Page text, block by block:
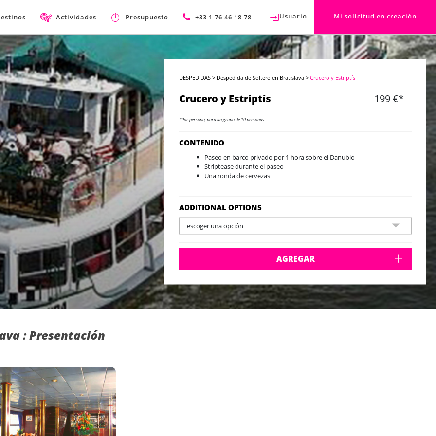
Actividades Presupuesto +33 1 76 46 18 78 Usuario Mi solicitud en creación
DESPEDIDAS > Despedida de Soltero en Bratislava >Crucero y Estriptís
Crucero y Estriptís 199 €*
*Por persona, para un grupo de 10 personas
CONTENIDO
Paseo en barco privado por 1 hora sobre el Danubio
Striptease durante el paseo
Una ronda de cervezas
ADDITIONAL OPTIONS
escoger una opción
AGREGAR
: Presentación